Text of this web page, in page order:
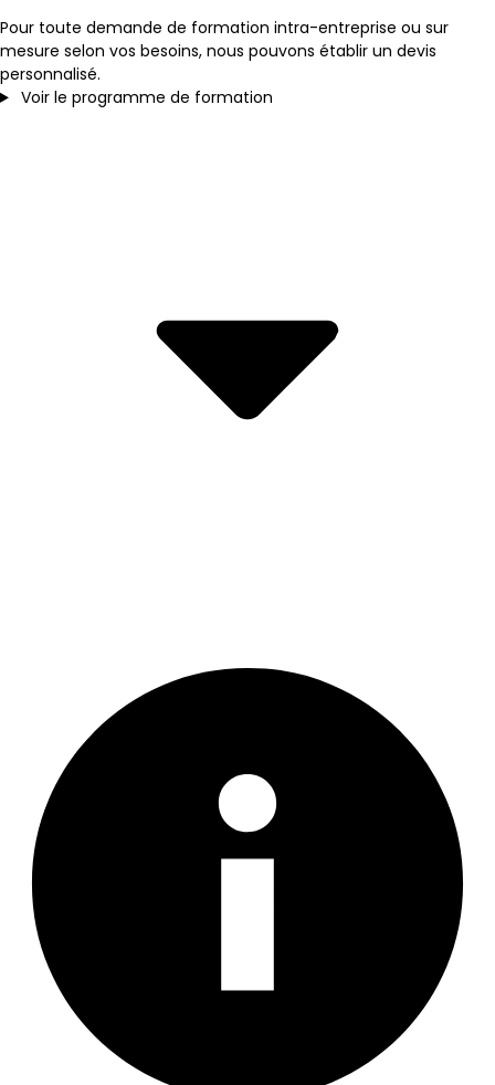
Pour toute demande de formation intra-entreprise ou sur
mesure selon vos besoins, nous pouvons établir un devis
personnalisé.
Voir le programme de formation